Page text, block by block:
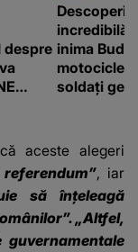
despre
incredibilă
inima
soldați
aceste alegeri
referendum”, iar
să înţeleagă
„Altfel,